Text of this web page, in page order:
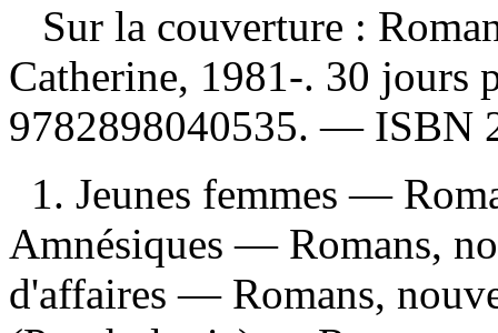
Sur la couverture :
Catherine, 1981-. 30
9782898040535. — ISBN
1. Jeunes femmes —
Amnésiques — Romans,
d'affaires — Romans,